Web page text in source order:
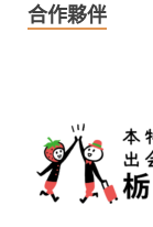
合作夥伴